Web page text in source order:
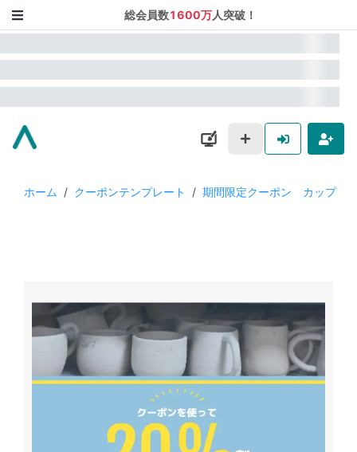
総会員数1600万人突破！
ホーム / クーポンテンプレート / 期間限定クーポン カップ